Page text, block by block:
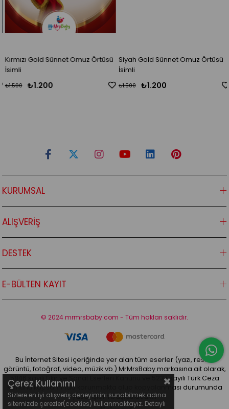
Kırmızı Gold Sünnet Omuz Örtüsü
İsimli
₺1.200
₺1.500
Siyah Gold Sünnet Omuz Örtüsü
İsimli
₺1.200
₺1.500
KURUMSAL
ALIŞVERİŞ
DESTEK
E-BÜLTEN KAYIT
© 2024 mrmrsbaby.com - Tüm hakları saklıdır.
Bu İnternet Sitesi içeriğinde yer alan tüm eserler (yazı, resim,
görüntü, fotoğraf, video, müzik vb.) MrMrsBaby markasına ait olarak,
5846 sayılı Fikir ve Sanat Eserleri Kanunu ve 5237 sayılı Türk Ceza
Kanunu kapsamında korunmakta olup kopyalanması durumunda
yasal işlem başlatılacaktır
Çerez Kullanımı
Sizlere en iyi alışveriş deneyimini sunabilmek adına
sitemizde çerezler(cookies) kullanmaktayız. Detaylı